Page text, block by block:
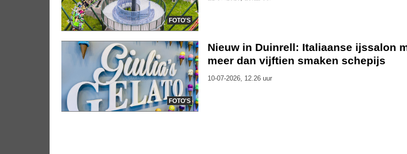
FOTO'S
FOTO'S
Nieuw in Duinrell: Italiaanse ijssalon
meer dan vijftien smaken schepijs
10-07-2026, 12.26 uur